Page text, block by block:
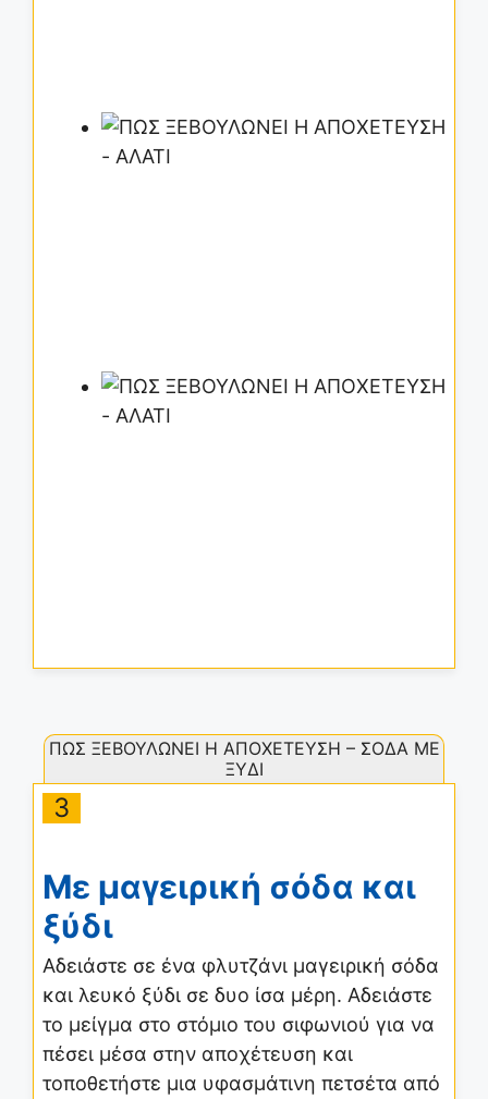
ΠΩΣ ΞΕΒΟΥΛΩΝΕΙ Η ΑΠΟΧΕΤΕΥΣΗ – ΣΟΔΑ ΜΕ
ΞΥΔΙ
3
Με μαγειρική σόδα και
ξύδι
Αδειάστε σε ένα φλυτζάνι μαγειρική σόδα
και λευκό ξύδι σε δυο ίσα μέρη. Αδειάστε
το μείγμα στο στόμιο του σιφωνιού για να
πέσει μέσα στην αποχέτευση και
τοποθετήστε μια υφασμάτινη πετσέτα από